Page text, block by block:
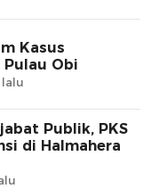
Pulau Obi
Publik, PKS
di Halmahera